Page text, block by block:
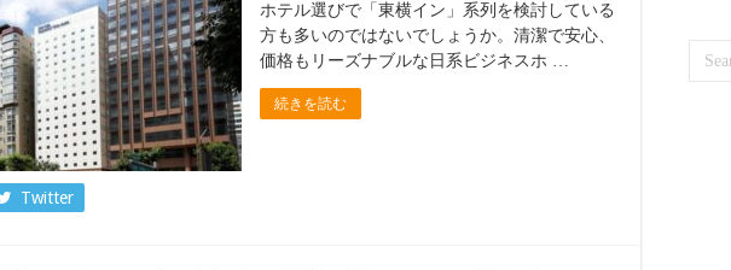
ホテル選びで「東横イン」系列を検討している
方も多いのではないでしょうか。清潔で安心、
価格もリーズナブルな日系ビジネスホ …
続きを読む
Twitter